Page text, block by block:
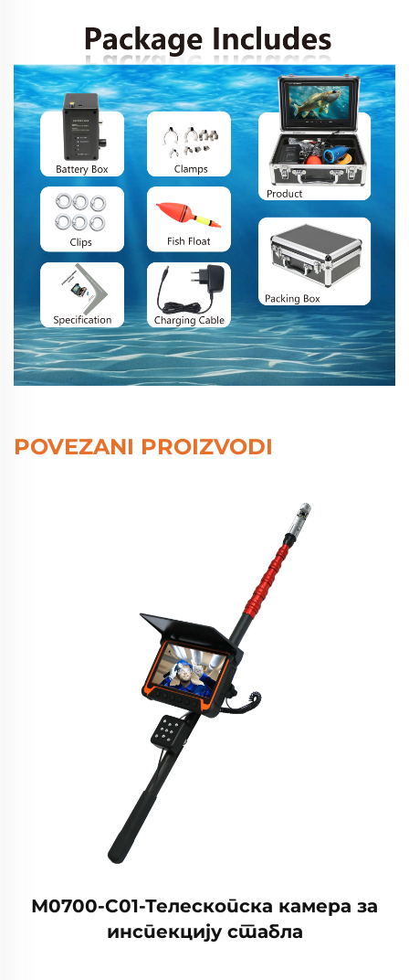
POVEZANI PROIZVODI
М0700-С01-Телескопска камера за
инспекцију стабла